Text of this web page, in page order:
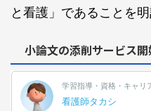
と看護」であることを明
小論文の添削サービス開